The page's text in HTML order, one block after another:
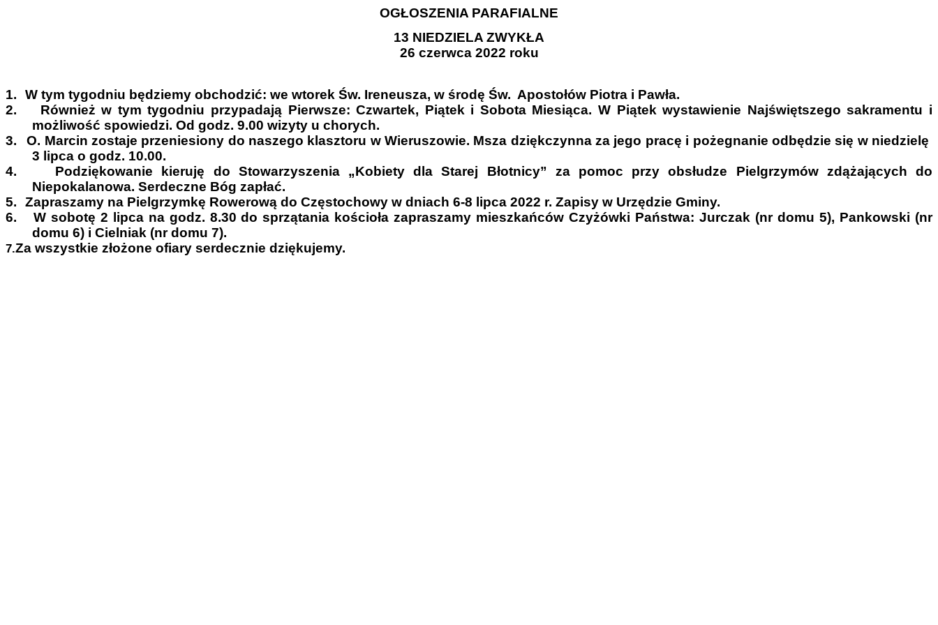
OGŁOSZENIA PARAFIALNE
13 NIEDZIELA ZWYKŁA
26 czerwca 2022 roku
1.
W tym tygodniu będziemy obchodzić: we wtorek Św. Ireneusza, w środę Św. Apostołów Piotra i Pawła.
2.
Również w tym tygodniu przypadają Pierwsze: Czwartek, Piątek i Sobota Miesiąca. W Piątek wystawienie Najświętszego sakramentu i
możliwość spowiedzi. Od godz. 9.00 wizyty u chorych.
3.
O. Marcin zostaje przeniesiony do naszego klasztoru w Wieruszowie. Msza dziękczynna za jego pracę i pożegnanie odbędzie się w niedzielę
3 lipca o godz. 10.00.
4.
Podziękowanie kieruję do Stowarzyszenia „Kobiety dla Starej Błotnicy” za pomoc przy obsłudze Pielgrzymów zdążających do
Niepokalanowa. Serdeczne Bóg zapłać.
5.
Zapraszamy na Pielgrzymkę Rowerową do Częstochowy w dniach 6-8 lipca 2022 r. Zapisy w Urzędzie Gminy.
6.
W sobotę 2 lipca na godz. 8.30 do sprzątania kościoła zapraszamy mieszkańców Czyżówki Państwa: Jurczak (nr domu 5), Pankowski (nr
domu 6) i Cielniak (nr domu 7).
7.Za wszystkie złożone ofiary serdecznie dziękujemy.